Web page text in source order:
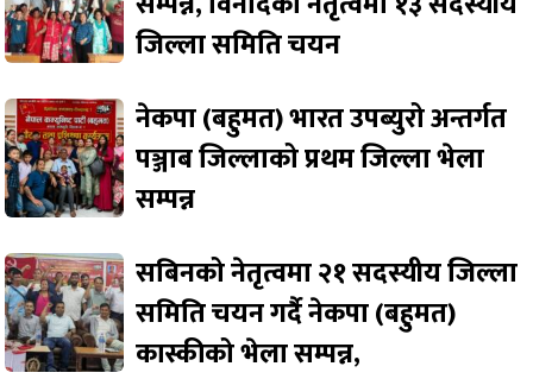
जिल्ला समिति चयन
नेकपा (बहुमत) भारत उपब्युरो अन्तर्गत
पञ्जाब जिल्लाको प्रथम जिल्ला भेला
सम्पन्न
सबिनको नेतृत्वमा २१ सदस्यीय जिल्ला
समिति चयन गर्दै नेकपा (बहुमत)
कास्कीको भेला सम्पन्न,